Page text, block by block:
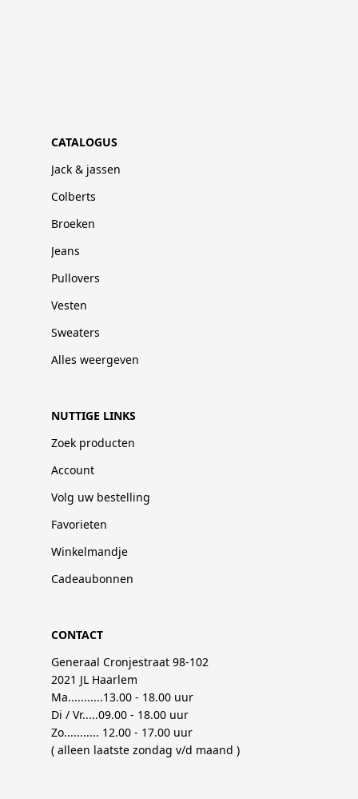
CATALOGUS
Jack & jassen
Colberts
Broeken
Jeans
Pullovers
Vesten
Sweaters
Alles weergeven
NUTTIGE LINKS
Zoek producten
Account
Volg uw bestelling
Favorieten
Winkelmandje
Cadeaubonnen
CONTACT
Generaal Cronjestraat 98-102
2021 JL Haarlem
Ma...........13.00 - 18.00 uur
Di / Vr.....09.00 - 18.00 uur
Zo........... 12.00 - 17.00 uur
( alleen laatste zondag v/d maand )